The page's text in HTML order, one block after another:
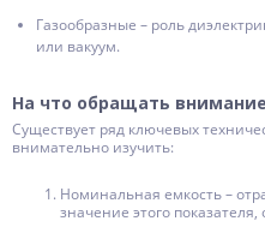
Газообразные – роль
или вакуум.
На что обращать
Существует ряд ключевых
внимательно изучить:
Номинальная емкость –
значение этого